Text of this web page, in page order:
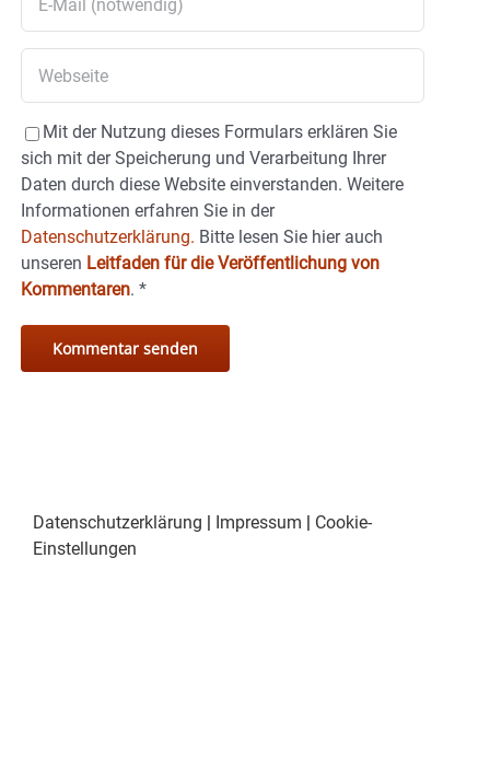
Mit der Nutzung dieses Formulars erklären Sie
sich mit der Speicherung und Verarbeitung Ihrer
Daten durch diese Website einverstanden. Weitere
Informationen erfahren Sie in der
Datenschutzerklärung. Bitte lesen Sie hier auch
unseren Leitfaden für die Veröffentlichung von
Kommentaren. *
Datenschutzerklärung Impressum
Cookie-
Einstellungen